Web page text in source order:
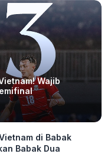
Wajib
di Babak
Babak Dua